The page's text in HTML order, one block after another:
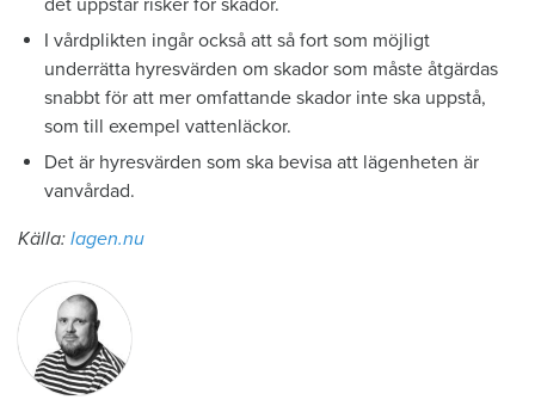
I vårdplikten ingår också att så fort som möjligt
underrätta hyresvärden om skador som måste åtgärdas
snabbt för att mer omfattande skador inte ska uppstå,
som till exempel vattenläckor.
Det är hyresvärden som ska bevisa att lägenheten är
vanvårdad.
Källa: lagen.nu